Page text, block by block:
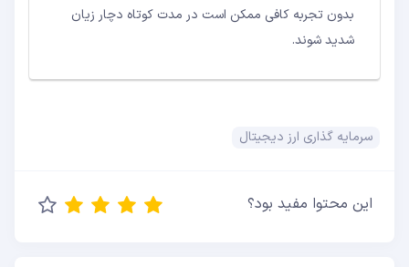
بدون تجربه کافی ممکن است در مدت کوتاه دچار زیان
شدید شوند.
سرمایه گذاری ارز دیجیتال
این محتوا مفید بود؟